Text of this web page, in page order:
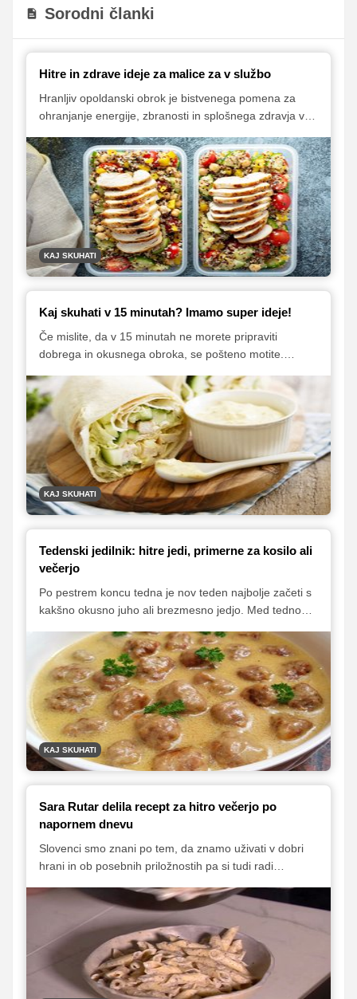
Sorodni članki
Hitre in zdrave ideje za malice za v službo
Hranljiv opoldanski obrok je bistvenega pomena za
ohranjanje energije, zbranosti in splošnega zdravja ves
kosila marsikomu naporno, še zlasti, če ga med
tednom pesti pomanjkanje časa. Na srečo je na voljo
veliko hitrih in enostavnih receptov, ki zagotavljajo
potrebna hranila, ne da bi pri tem žrtvovali okus.
KAJ SKUHATI
Kaj skuhati v 15 minutah? Imamo super ideje!
Če mislite, da v 15 minutah ne morete pripraviti
dobrega in okusnega obroka, se pošteno motite.
se morate oborožiti. Predstavljamo vam nekaj naših
najljubših ekspresnih jedi, med katerimi boste našli tudi
nekaj zdravih in uravnoteženih alternativ.
KAJ SKUHATI
Tedenski jedilnik: hitre jedi, primerne za kosilo ali
večerjo
Po pestrem koncu tedna je nov teden najbolje začeti s
kakšno okusno juho ali brezmesno jedjo. Med tednom
rižota, ob koncu tedna pa si lahko pripravite okusen
piščančji giros ali odlične mesne kroglice v naravni
omaki.
KAJ SKUHATI
Sara Rutar delila recept za hitro večerjo po
napornem dnevu
Slovenci smo znani po tem, da znamo uživati v dobri
hrani in ob posebnih priložnostih pa si tudi radi
polne restavracije. In kot pravijo, ljubezen gre skozi
želodec, zato lahko tudi sami občasno pripravimo
kakšno gurmansko poslastico za tiste, ki jih imamo
radi. Sara Rutar, nekdanja zmagovalka šova
MasterChef Slovenija, je razkrila odličen recept, tudi za
dneve, ko nimamo veliko časa, a si vseeno želimo